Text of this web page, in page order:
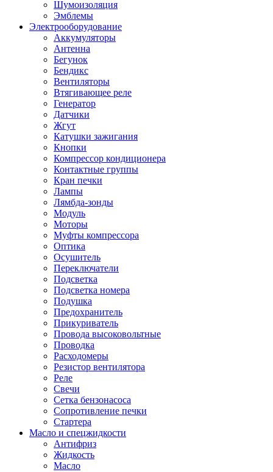
Шумоизоляция
Эмблемы
Электрооборудование
Аккумуляторы
Антенна
Бегунок
Бендикс
Вентиляторы
Втягивающее реле
Генератор
Датчики
Жгут
Катушки зажигания
Кнопки
Компрессор кондиционера
Контактные группы
Кран печки
Лампы
Лямбда-зонды
Модуль
Моторы
Муфты компрессора
Оптика
Осушитель
Переключатели
Подсветка
Подсветка номера
Подушка
Предохранитель
Прикуриватель
Провода высоковольтные
Проводка
Расходомеры
Резистор вентилятора
Реле
Свечи
Сетка бензонасоса
Сопротивление печки
Стартера
Масло и спецжидкости
Антифриз
Жидкость
Масло